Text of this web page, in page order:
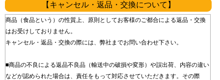
【キャンセル・返品・交換について】
商品（食品という）の性質上、原則としてお客様のご都合による返品・交換
はお受けしておりません。
キャンセル・返品・交換の際には、弊社までお問い合わせ下さい。
■商品の不良による返品 不良品（輸送中の破損や変形）や誤出荷、内容の違い
などが認められた場合は、責任をもって対応させていただきます。 その際